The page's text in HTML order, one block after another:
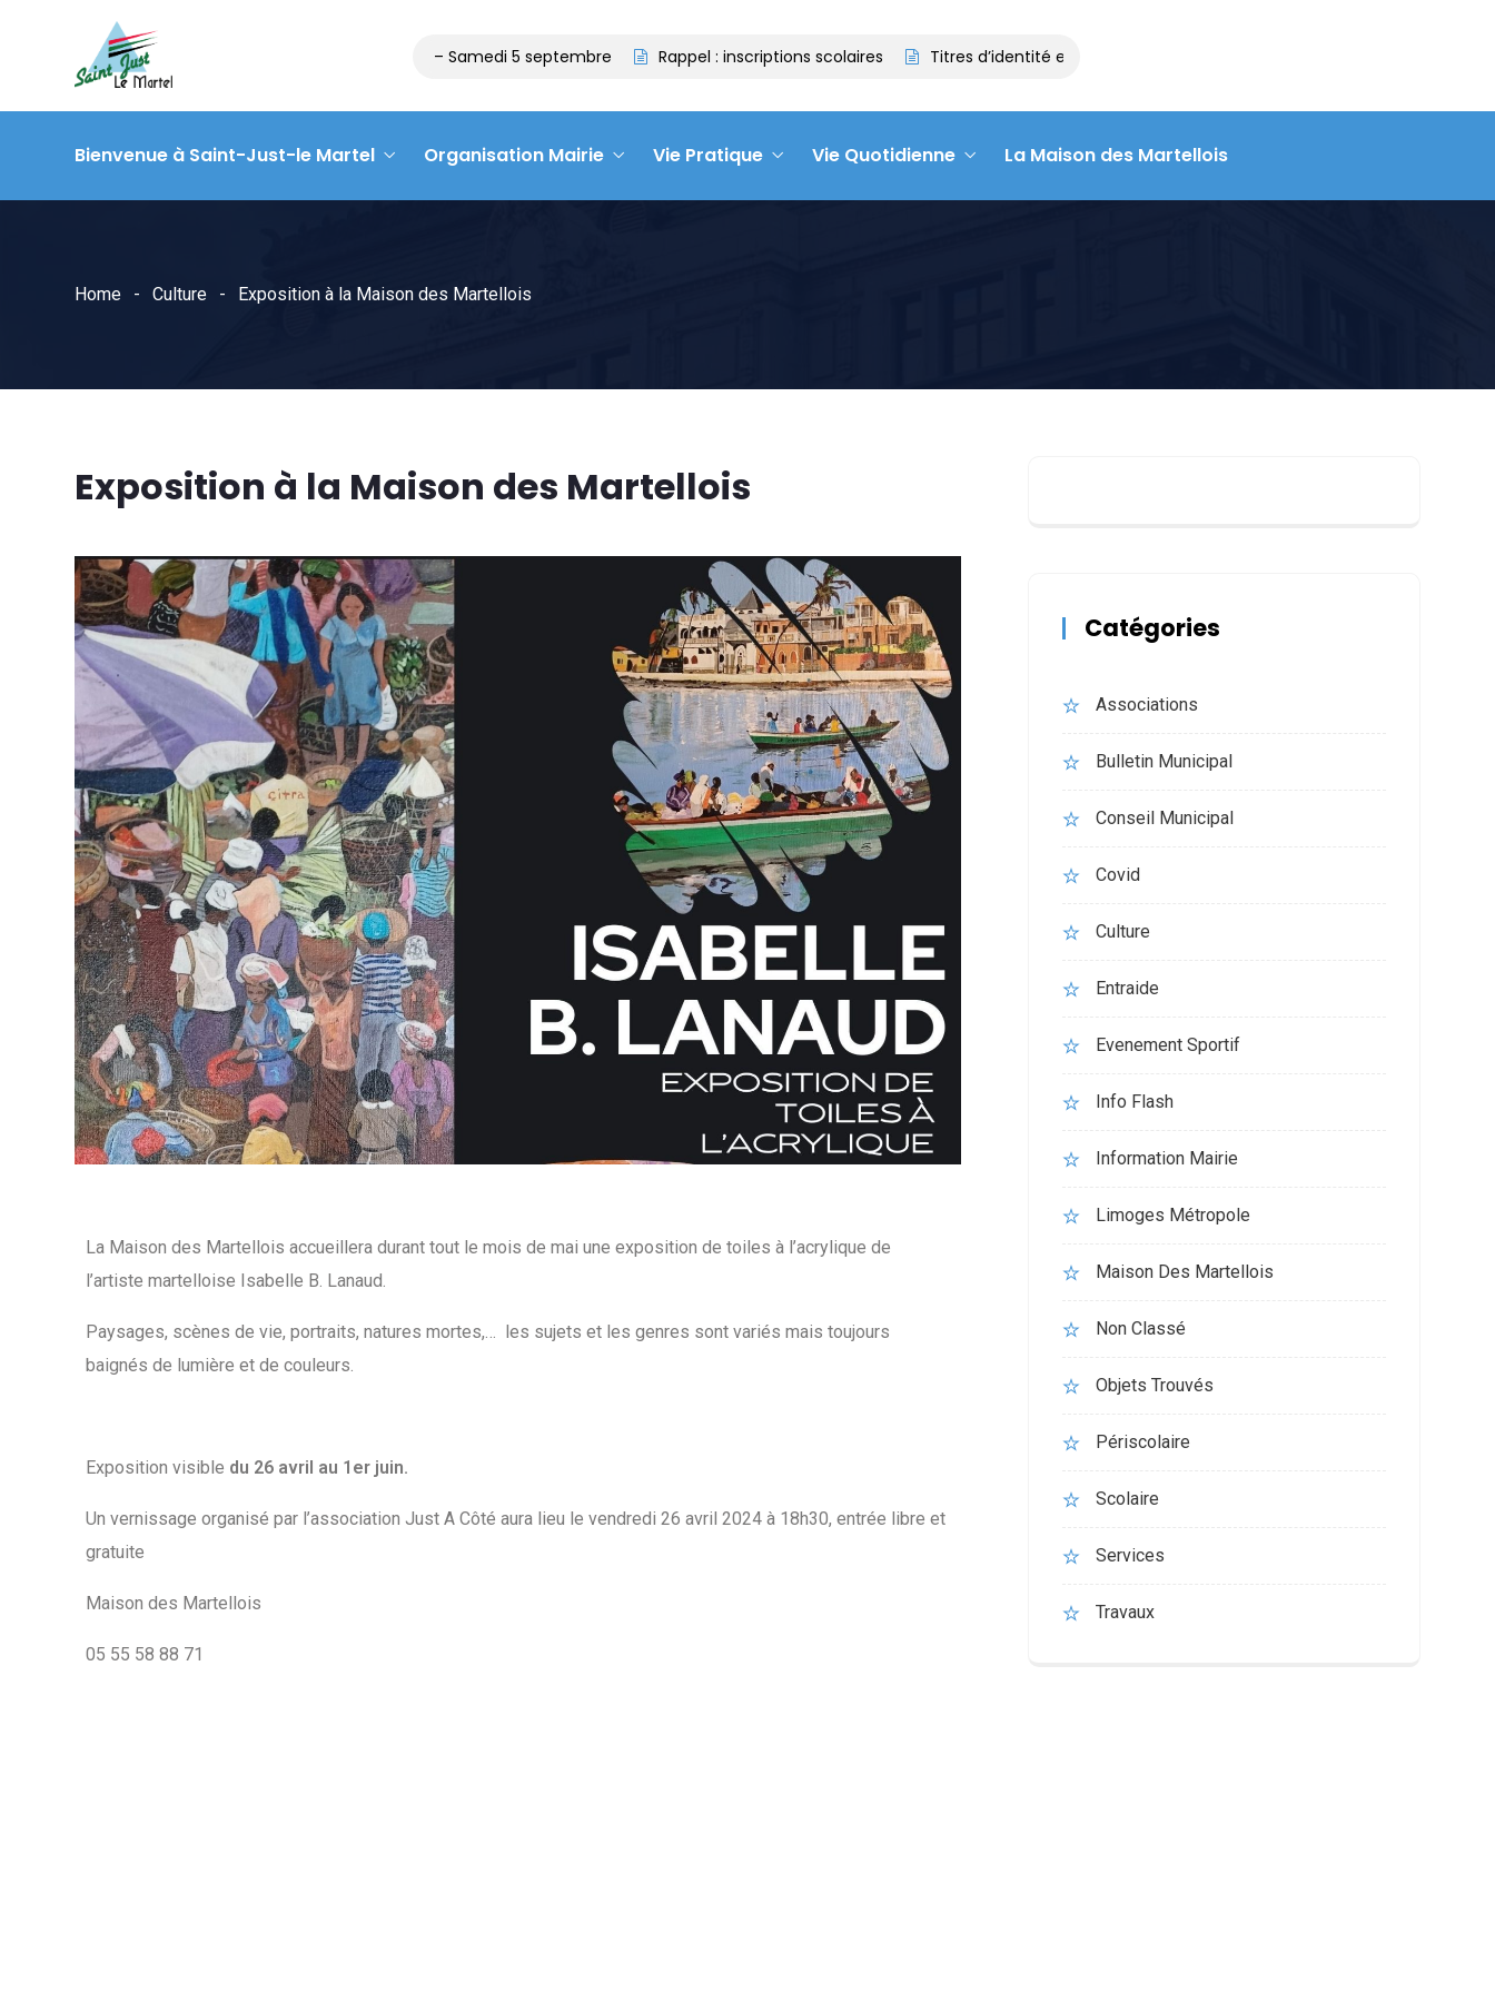
Matinée des associations – Samedi 5 septembre Rappel : inscriptions scolaires Titres d’identité et de voyage à la Maison des Martellois : contactez le 05
Bienvenue à Saint-Just-le Martel Organisation Mairie Vie Pratique Vie Quotidienne La Maison des Martellois
Home Culture Exposition à la Maison des Martellois
Exposition à la Maison des Martellois
La Maison des Martellois accueillera durant tout le mois de mai une exposition de toiles à l’acrylique de
l’artiste martelloise Isabelle B. Lanaud.
Paysages, scènes de vie, portraits, natures mortes,… les sujets et les genres sont variés mais toujours
baignés de lumière et de couleurs.
Exposition visible du 26 avril au 1er juin.
Un vernissage organisé par l’association Just A Côté aura lieu le vendredi 26 avril 2024 à 18h30, entrée libre et
gratuite
Maison des Martellois
05 55 58 88 71
Catégories
Associations
Bulletin Municipal
Conseil Municipal
Covid
Culture
Entraide
Evenement Sportif
Info Flash
Information Mairie
Limoges Métropole
Maison Des Martellois
Non Classé
Objets Trouvés
Périscolaire
Scolaire
Services
Travaux